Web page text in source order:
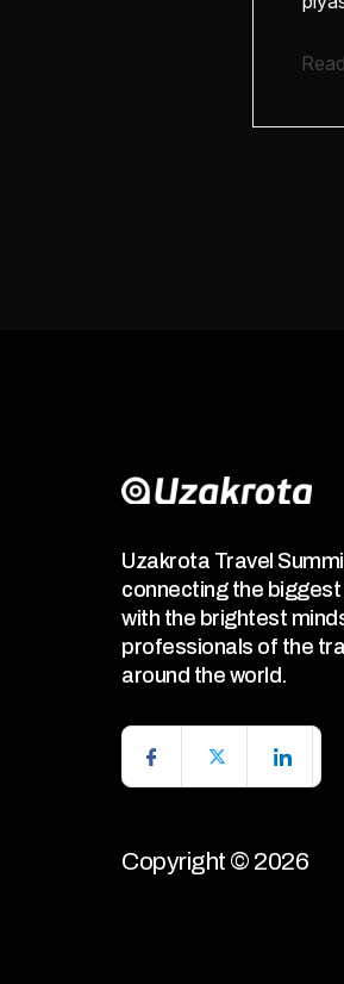
Uzakrota Travel
connecting the
with the brightest
professionals of the
around the world.
Copyright © 2026